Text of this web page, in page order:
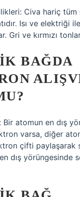
Civa hariç tüm
Isı ve elektriği
Gri ve kırmızı
BAĞDA
atomun en dış
varsa, diğer
çifti paylaşarak
dış yörüngesinde